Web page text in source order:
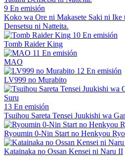
9 En emisión
Koko wa Ore ni Makasete Saki ni Ike
Densetsu ni Natteita.
10 En emisión
Tomb Raider King
11 En emisión
MAO
12 En emisión
LV999 no Murabito
13 En emisión
Tsuihou Sareta Tensei Juukishi wa
Ryoumin 0-Nin Start no Henkyou
Katainaka no Ossan Kensei ni Naru II